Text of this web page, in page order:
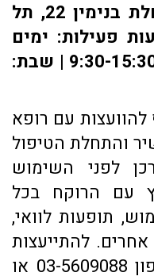
רישיון: 3394, כתובת: ​נחלת בנימין 22, תל
5609088, שעות פעילות: ימים
א-ה: 9:30-18:30 | ימי ו' 9:30-15:30 | שבת:
עם רופא
והתחלת הטיפול
לפני השימוש
עם הרוקח בכל
תופעות לוואי,
להתייעצות
עם רוקח פנה למספר טלפון 03-5609088 או